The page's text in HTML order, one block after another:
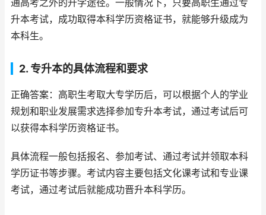
通高考之外的升学途径。一般情况下，只要高职生通过专
升本考试，成功取得本科学历资格证书，就能够升级成为
本科生。
2. 专升本的具体流程和要求
正确答案：高职生考取大专学历后，可以根据个人的学业
规划和职业发展需求选择参加专升本考试，通过考试后可
以获得本科学历资格证书。
具体流程一般包括报名、参加考试、通过考试并领取本科
学历证书等步骤。考试内容主要包括文化课考试和专业课
考试，通过考试后就能成功晋升本科学历。